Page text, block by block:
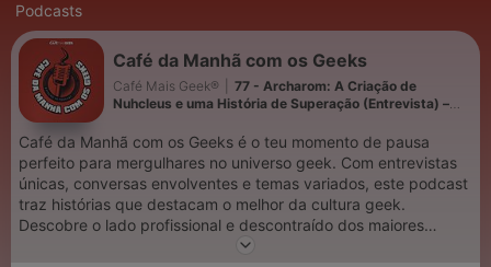
Podcasts
Café da Manhã com os Geeks
Café Mais Geek®
77 - Archarom: A Criação de
Nuhcleus e uma História de Superação (Entrevista) –
Café da Manhã com os Geeks é o teu momento de pausa
perfeito para mergulhares no universo geek. Com entrevistas
únicas, conversas envolventes e temas variados, este podcast
traz histórias que destacam o melhor da cultura geek.
Descobre o lado profissional e descontraído dos maiores
eventos em "Conversas Geeks", explora videojogos